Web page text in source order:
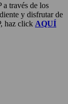
a través de los
y disfrutar de
haz click AQUÍ